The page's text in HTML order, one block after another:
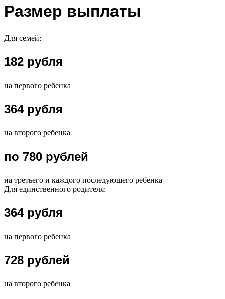
Размер выплаты
Для семей:
182 рубля
на первого ребенка
364 рубля
на второго ребенка
по 780 рублей
на третьего и каждого последующего ребенка
Для единственного родителя:
364 рубля
на первого ребенка
728 рублей
на второго ребенка